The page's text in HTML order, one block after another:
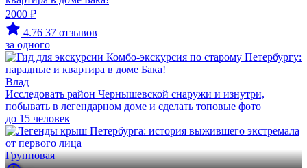
2000 ₽
4.76 37 отзывов
за одного
Влад
Исследовать район Чернышевской снаружи и изнутри,
побывать в легендарном доме и сделать топовые фото
до 15 человек
Групповая